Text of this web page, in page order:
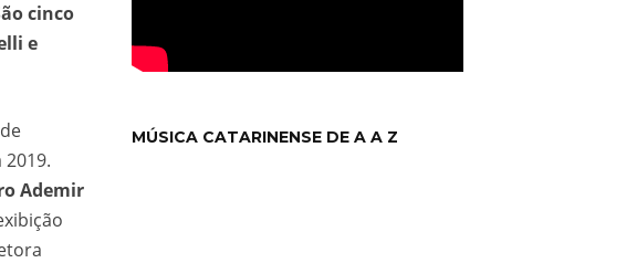
cinco
e
Ademir
MÚSICA CATARINENSE DE A A Z